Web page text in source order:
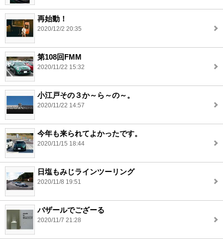
再始動！
2020/12/2 20:35
第108回FMM
2020/11/22 15:32
小江戸その３か～ら～の～。
2020/11/22 14:57
今年も来られてよかったです。
2020/11/15 18:44
日塩もみじラインツーリング
2020/11/8 19:51
バザールでござーる
2020/11/7 21:28